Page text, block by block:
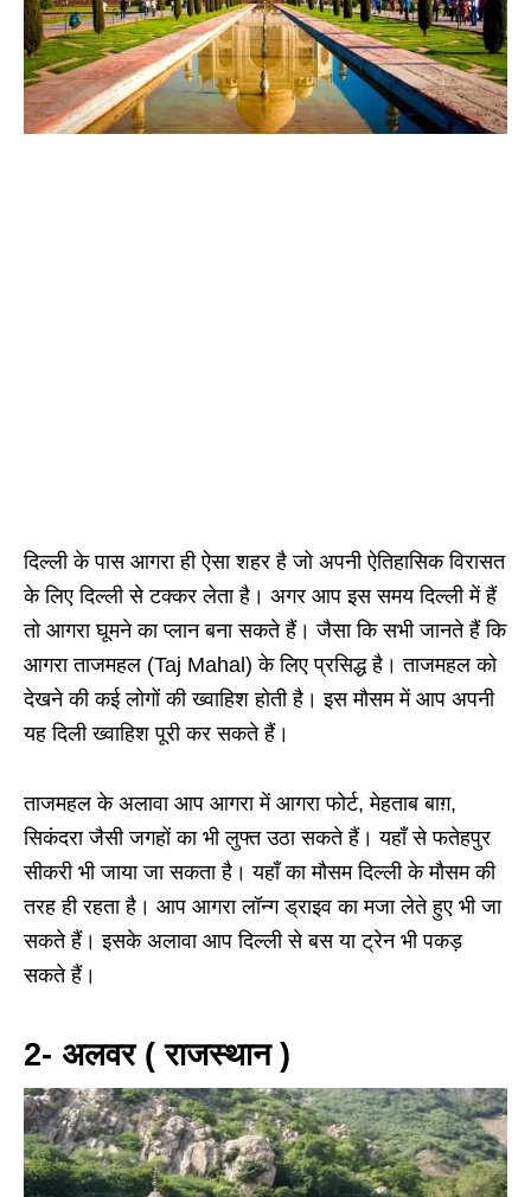
दिल्ली के पास आगरा ही ऐसा शहर है जो अपनी ऐतिहासिक विरासत
के लिए दिल्ली से टक्कर लेता है। अगर आप इस समय दिल्ली में हैं
तो आगरा घूमने का प्लान बना सकते हैं। जैसा कि सभी जानते हैं कि
आगरा ताजमहल (Taj Mahal) के लिए प्रसिद्ध है। ताजमहल को
देखने की कई लोगों की ख्वाहिश होती है। इस मौसम में आप अपनी
यह दिली ख्वाहिश पूरी कर सकते हैं।
ताजमहल के अलावा आप आगरा में आगरा फोर्ट, मेहताब बाग़,
सिकंदरा जैसी जगहों का भी लुफ्त उठा सकते हैं। यहाँ से फतेहपुर
सीकरी भी जाया जा सकता है। यहाँ का मौसम दिल्ली के मौसम की
तरह ही रहता है। आप आगरा लॉन्ग ड्राइव का मजा लेते हुए भी जा
सकते हैं। इसके अलावा आप दिल्ली से बस या ट्रेन भी पकड़
सकते हैं।
2- अलवर ( राजस्थान )